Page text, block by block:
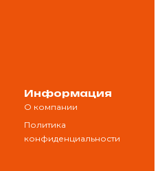
Информация
О компании
Политика
конфиденциальности